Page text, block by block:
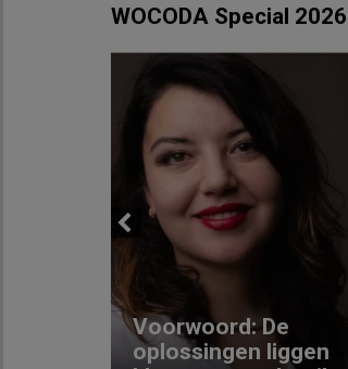
WOCODA Special 2026
Previous
Voorwoord: De
oplossingen liggen